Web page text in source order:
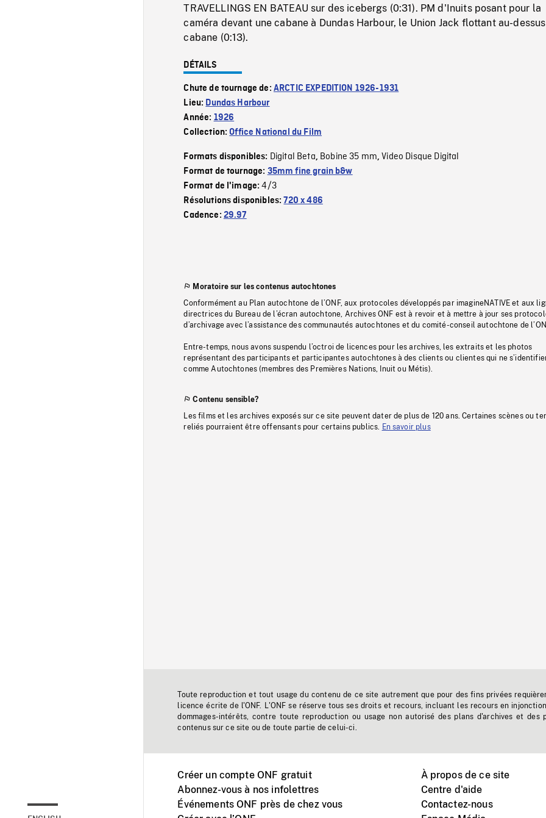
TRAVELLINGS EN BATEAU sur des icebergs (0:31). PM d'Inuits posant pour la
caméra devant une cabane à Dundas Harbour, le Union Jack flottant au-
cabane (0:13).
DÉTAILS
Chute de tournage de: ARCTIC EXPEDITION 1926-1931
Lieu: Dundas Harbour
Année: 1926
Collection:Office National du Film
Formats disponibles: Digital Beta, Bobine 35 mm,Video Disque Digital
Format de tournage: 35mm fine grain b&w
Format de l'image:4/3
Résolutions disponibles:720 x 486
Cadence: 29.97
Moratoire sur les contenus autochtones
Conformément au Plan autochtone de l’ONF, aux protocoles développés par imagineNATIVE et aux
directrices du Bureau de l’écran autochtone, Archives ONF est à revoir et à mettre à jour ses
d’archivage avec l’assistance des communautés autochtones et du comité-conseil autochtone de
Entre-temps, nous avons suspendu l’octroi de licences pour les archives, les extraits et les photos
représentant des participants et participantes autochtones à des clients ou clientes qui ne
comme Autochtones (membres des Premières Nations, Inuit ou Métis).
Contenu sensible?
Les films et les archives exposés sur ce site peuvent dater de plus de 120 ans. Certaines scènes ou
reliés pourraient être offensants pour certains publics.
En savoir plus
Toute reproduction et tout usage du contenu de ce site autrement que pour des fins privées
licence écrite de l'ONF. L'ONF se réserve tous ses droits et recours, incluant les recours en
dommages-intérêts, contre toute reproduction ou usage non autorisé des plans d'archives et des
contenus sur ce site ou de toute partie de celui-ci.
Créer un compte ONF gratuit
Abonnez-vous à nos infolettres
Événements ONF près de chez vous
À propos de ce site
Centre d'aide
Contactez-nous